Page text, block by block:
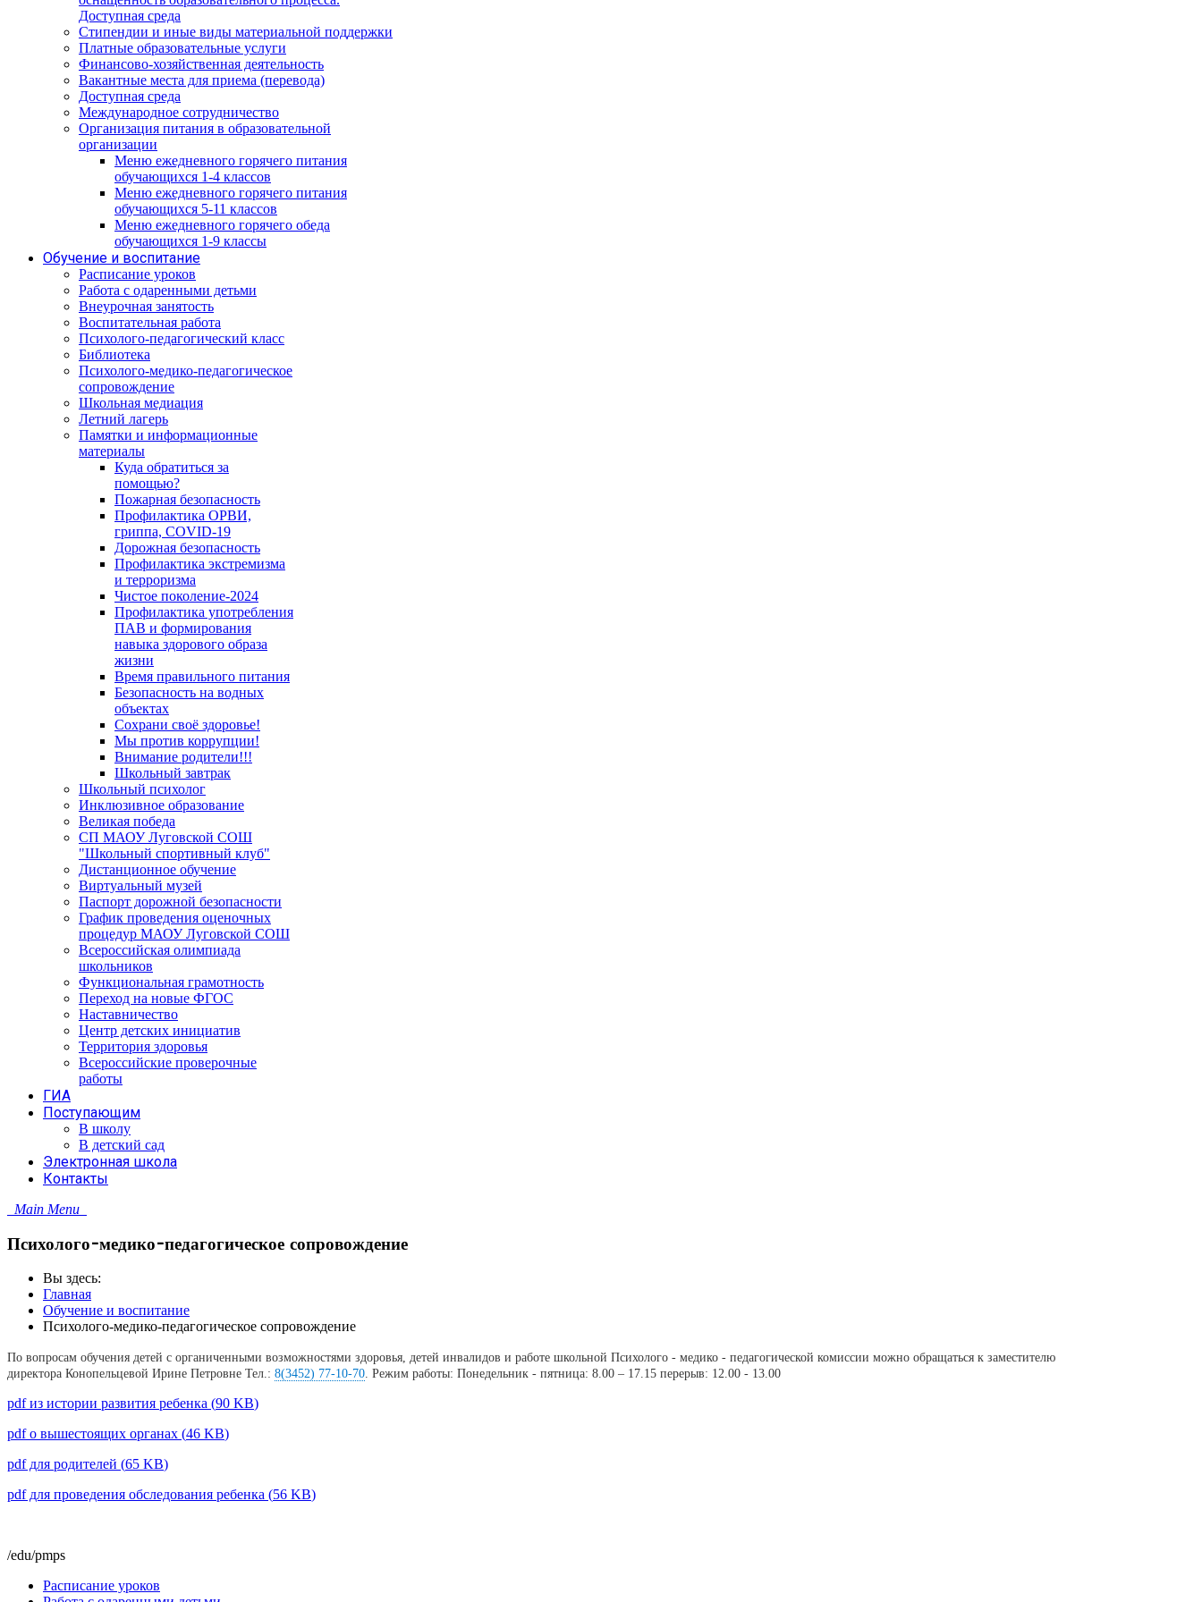
Доступная среда
Стипендии и иные виды материальной поддержки
Платные образовательные услуги
Финансово-хозяйственная деятельность
Вакантные места для приема (перевода)
Доступная среда
Международное сотрудничество
Организация питания в образовательной
организации
Меню ежедневного горячего питания
обучающихся 1-4 классов
Меню ежедневного горячего питания
обучающихся 5-11 классов
Меню ежедневного горячего обеда
обучающихся 1-9 классы
Обучение и воспитание
Расписание уроков
Работа с одаренными детьми
Внеурочная занятость
Воспитательная работа
Психолого-педагогический класс
Библиотека
Психолого-медико-педагогическое
сопровождение
Школьная медиация
Летний лагерь
Памятки и информационные
материалы
Куда обратиться за
помощью?
Пожарная безопасность
Профилактика ОРВИ,
гриппа, COVID-19
Дорожная безопасность
Профилактика экстремизма
и терроризма
Чистое поколение-2024
Профилактика употребления
ПАВ и формирования
навыка здорового образа
жизни
Время правильного питания
Безопасность на водных
объектах
Сохрани своё здоровье!
Мы против коррупции!
Внимание родители!!!
Школьный завтрак
Школьный психолог
Инклюзивное образование
Великая победа
СП МАОУ Луговской СОШ
"Школьный спортивный клуб"
Дистанционное обучение
Виртуальный музей
Паспорт дорожной безопасности
График проведения оценочных
процедур МАОУ Луговской СОШ
Всероссийская олимпиада
школьников
Функциональная грамотность
Переход на новые ФГОС
Наставничество
Центр детских инициатив
Территория здоровья
Всероссийские проверочные
работы
ГИА
Поступающим
В школу
В детский сад
Электронная школа
Контакты
Main Menu
Психолого-медико-педагогическое сопровождение
Вы здесь:
Главная
Обучение и воспитание
Психолого-медико-педагогическое сопровождение
По вопросам обучения детей с органиченными возможностями здоровья, детей инвалидов и работе школьной Психолого - медико - педагогической комиссии можно обращаться к заместителю
директора Конопельцевой Ирине Петровне Тел.: 8(3452) 77-10-70. Режим работы: Понедельник - пятница: 8.00 – 17.15 перерыв: 12.00 - 13.00
pdfиз истории развития ребенка (90 KB)
pdfо вышестоящих органах (46 KB)
pdfдля родителей (65 KB)
pdfдля проведения обследования ребенка (56 KB)
/edu/pmps
Расписание уроков